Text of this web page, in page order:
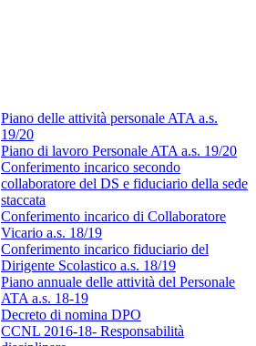
Piano delle attività personale ATA a.s.
19/20
Piano di lavoro Personale ATA a.s. 19/20
Conferimento incarico secondo
collaboratore del DS e fiduciario della sede
staccata
Conferimento incarico di Collaboratore
Vicario a.s. 18/19
Conferimento incarico fiduciario del
Dirigente Scolastico a.s. 18/19
Piano annuale delle attività del Personale
ATA a.s. 18-19
Decreto di nomina DPO
CCNL 2016-18- Responsabilità